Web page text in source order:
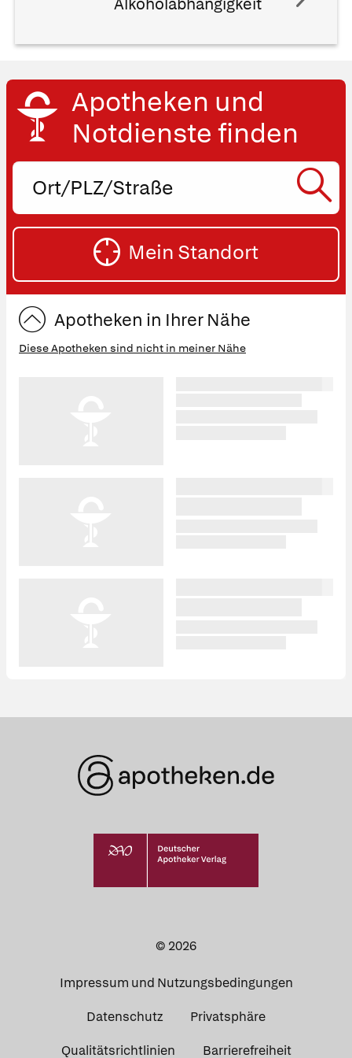
Apotheken und
Notdienste finden
Ort,
oder
Straße
Mein Standort
Apotheken in Ihrer Nähe
Diese Apotheken sind nicht in meiner Nähe
© 2026
Impressum und Nutzungsbedingungen
Datenschutz Privatsphäre
Qualitätsrichtlinien Barrierefreiheit